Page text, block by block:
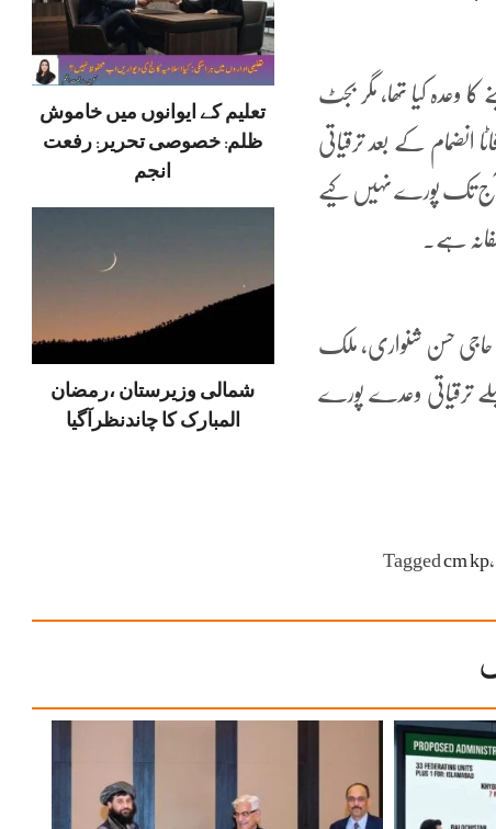
تعلیم کے ایوانوں میں خاموش
ظلم: خصوصی تحریر: رفعت
انجم
شمالی وزیرستان ،رمضان
المبارک کا چاندنظرآگیا
کے لیے 100 ارب روپے دینے کا وعدہ کیا تھا، مگر بجٹ
انضمام کے بعد ترقیاتی
آج تک پورے نہیں کیے
ہے۔
حاجی حسن شنواری، ملک
ترقیاتی وعدے پورے
Tagged cm kp،